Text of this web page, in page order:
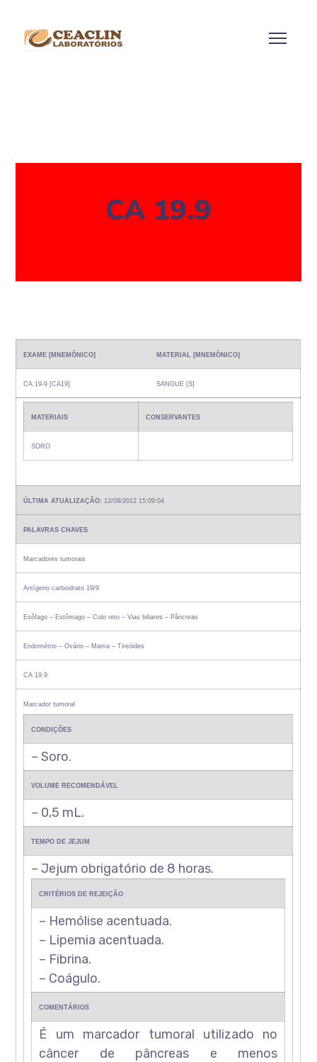
CA 19.9
EXAME [MNEMÔNICO] MATERIAL [MNEMÔNICO]
CA 19-9 [CA19] SANGUE [S]
MATERIAIS CONSERVANTES
SORO
ÚLTIMA ATUALIZAÇÃO: 12/09/2012 15:09:04
PALAVRAS CHAVES
Marcadores tumorais
Antígeno carboidrato 19/9
Esôfago – Estômago – Colo reto – Vias biliares – Pâncreas
Endométrio – Ovário – Mama – Tireóides
CA 19.9
Marcador tumoral
CONDIÇÕES
– Soro.
VOLUME RECOMENDÁVEL
– 0,5 mL.
TEMPO DE JEJUM
– Jejum obrigatório de 8 horas.
CRITÉRIOS DE REJEIÇÃO
– Hemólise acentuada.
– Lipemia acentuada.
– Fibrina.
– Coágulo.
COMENTÁRIOS
É um marcador tumoral utilizado no
câncer de pâncreas e menos